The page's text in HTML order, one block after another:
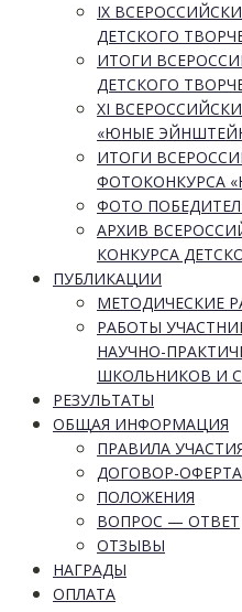
IX
ДЕТСКОГО
ИТОГИ
ДЕТСКОГО
XI
«ЮНЫЕ
ИТОГИ
ФОТОКОНКУРСА
ФОТО
АРХИВ
КОНКУРСА
ПУБЛИКАЦИИ
МЕТОДИЧЕСКИЕ
РАБОТЫ
НАУЧНО-
ШКОЛЬНИКОВ И
РЕЗУЛЬТАТЫ
ОБЩАЯ ИНФОРМАЦИЯ
ПРАВИЛА
ДОГОВОР-ОФЕРТА
ПОЛОЖЕНИЯ
ВОПРОС — ОТВЕТ
ОТЗЫВЫ
НАГРАДЫ
ОПЛАТА